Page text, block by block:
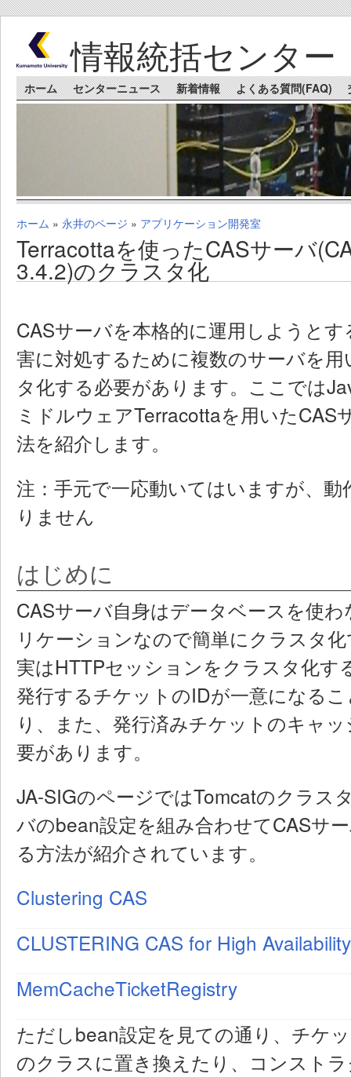
情報統括センター
Main menu
ホーム センターニュース 新着情報 よくある質問(FAQ)
You are here
ホーム » 永井のページ » アプリケーション開発室
Terracottaを使ったCASサーバ
3.4.2)のクラスタ化
CASサーバを本格的に運用しようと
害に対処するために複数のサーバを
タ化する必要があります。ここでは
ミドルウェアTerracottaを用いたCAS
法を紹介します。
注：手元で一応動いてはいますが、
りません
はじめに
CASサーバ自身はデータベースを使
リケーションなので簡単にクラスタ
実はHTTPセッションをクラスタ化す
発行するチケットのIDが一意になる
り、また、発行済みチケットのキャ
要があります。
JA-SIGのページではTomcatのクラス
バのbean設定を組み合わせてCASサ
る方法が紹介されています。
Clustering CAS
CLUSTERING CAS for High Availability
MemCacheTicketRegistry
ただしbean設定を見ての通り、チケ
のクラスに置き換えたり、コンスト